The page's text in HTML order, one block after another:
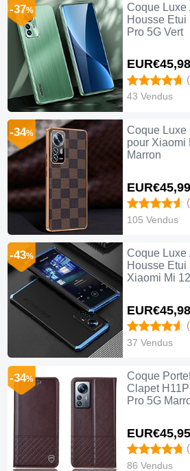
Coque Luxe
Housse Etui
Pro 5G Vert
EUR€45,98
-37%
43 Vendus
Coque Luxe
pour Xiaomi
Marron
EUR€45,99
-34%
105 Vendus
Coque Luxe
Housse Etui
Xiaomi Mi
EUR€45,98
-43%
37 Vendus
Coque
Clapet
Pro 5G
EUR€45,95
-34%
86 Vendus